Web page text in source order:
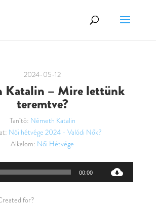
2024-05-12
Katalin – Mire lettünk
teremtve?
Tanító: Németh Katalin
Női hétvége 2024 - Valódi Nők?
Alkalom: Női Hétvége
Audió
00:00
for?